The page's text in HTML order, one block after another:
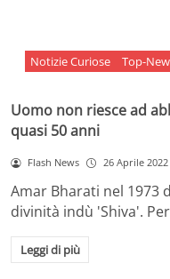
Notizie Curiose Top-
Uomo non riesce ad
quasi 50 anni
Flash News 26 Aprile 2022
Amar Bharati nel 1973
divinità indù 'Shiva'.
Leggi di più